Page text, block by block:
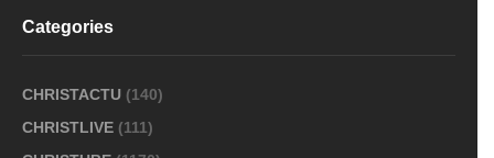
Categories
CHRISTACTU (140)
CHRISTLIVE (111)